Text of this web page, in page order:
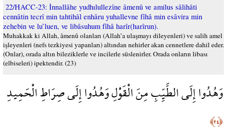
22/HACC-23: İnnallâhe yudhılullezîne âmenû ve amilus sâlihâti
cennâtin tecrî min tahtihâl enhâru yuhallevne fîhâ min esâvira min
zehebin ve lu’luen, ve libâsuhum fîhâ harîr(harîrun).
Muhakkak ki Allah, âmenû olanları (Allah’a ulaşmayı dileyenleri) ve salih amel
işleyenleri (nefs tezkiyesi yapanları) altından nehirler akan cennetlere dahil eder.
(Onlar), orada altın bileziklerle ve incilerle süslenirler. Orada onların libası
(elbiseleri) ipektendir. (23)
وَهُدُوا إِلَى الطَّيِّبِ مِنَ الْقَوْلِ وَهُدُوا إِلَى صِرَاطِ الْحَمِيدِ
﴿٢٤﴾